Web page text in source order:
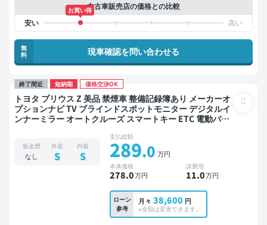
中古車販売店の価格との比較
お買い得
無
料
現車確認を問い合わせる
終了間近 短納期 価格交渉OK
トヨタ プリウス Z 美品 禁煙車 整備記録簿あり メーカーオ
プションナビ TV ブラインドスポットモニター デジタルイ
ンナーミラー オートクルーズ スマートキー ETC 電動バッ
板金歴
なし
外装
S
内装
S
支払総額
289.0 万円
本体価格
278.0万円
諸費用
11.0万円
ローン
参考
月々 38,600 円
※金額は変更できます。